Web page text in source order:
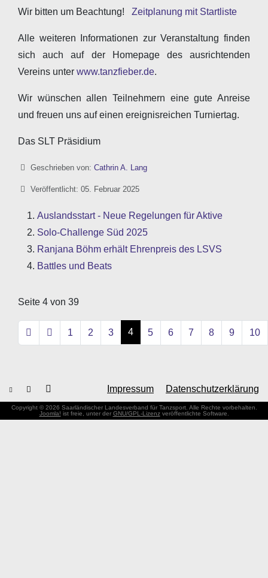
Wir bitten um Beachtung! Zeitplanung mit Startliste
Alle weiteren Informationen zur Veranstaltung finden
sich auch auf der Homepage des ausrichtenden
Vereins unter www.tanzfieber.de.
Wir wünschen allen Teilnehmern eine gute Anreise
und freuen uns auf einen ereignisreichen Turniertag.
Das SLT Präsidium
DetailsGeschrieben von: Cathrin A. Lang
Veröffentlicht: 05. Februar 2025
Auslandsstart - Neue Regelungen für Aktive
Solo-Challenge Süd 2025
Ranjana Böhm erhält Ehrenpreis des LSVS
Battles und Beats
Seite 4 von 39
1 2 3 4 5 6 7 8 9 10
Impressum Datenschutzerklärung
Copyright © 2026 Saarländischer Landesverband für Tanzsport. Alle Rechte vorbehalten.
Joomla! ist freie, unter der GNU/GPL-Lizenzveröffentlichte Software.